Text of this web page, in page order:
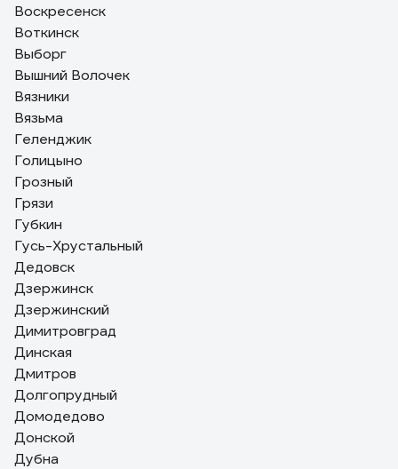
Воскресенск
Воткинск
Выборг
Вышний Волочек
Вязники
Вязьма
Геленджик
Голицыно
Грозный
Грязи
Губкин
Гусь-Хрустальный
Дедовск
Дзержинск
Дзержинский
Димитровград
Динская
Дмитров
Долгопрудный
Домодедово
Донской
Дубна